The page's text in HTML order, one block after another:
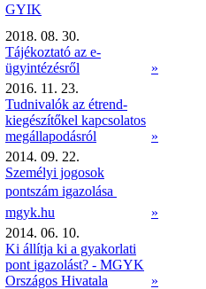
GYIK
2018. 08. 30.
Tájékoztató az e-
ügyintézésről
»
2016. 11. 23.
Tudnivalók az étrend-
kiegészítőkel kapcsolatos
megállapodásról
»
2014. 09. 22.
Személyi jogosok
pontszám igazolása 
mgyk.hu
»
2014. 06. 10.
Ki állítja ki a gyakorlati
pont igazolást? - MGYK
Országos Hivatala
»